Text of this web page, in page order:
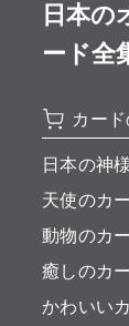
日本の
ード全
カー
日本の神
天使のカ
動物のカ
癒しのカ
かわいい